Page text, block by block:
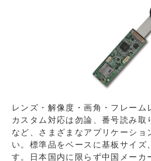
レンズ・解像度・画角・フレーム
カスタム対応は勿論、番号読み取
など、さまざまなアプリケーショ
い。標準品をベースに基板サイズ
す。日本国内に限らず中国メーカ